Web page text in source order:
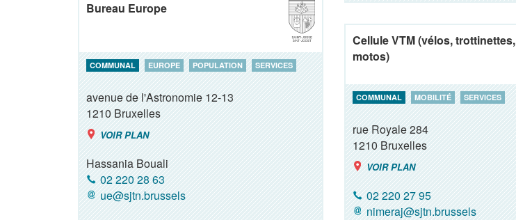
Bureau Europe
COMMUNAL EUROPE POPULATION SERVICES
avenue de l'Astronomie 12-13
1210Bruxelles
VOIR PLAN
Hassania Bouali
02 220 28 63
ue@sjtn.brussels
Cellule VTM (vélos, trottinettes,
motos)
COMMUNAL MOBILITÉ SERVICES
rue Royale 284
1210Bruxelles
VOIR PLAN
02 220 27 95
nimeraj@sjtn.brussels